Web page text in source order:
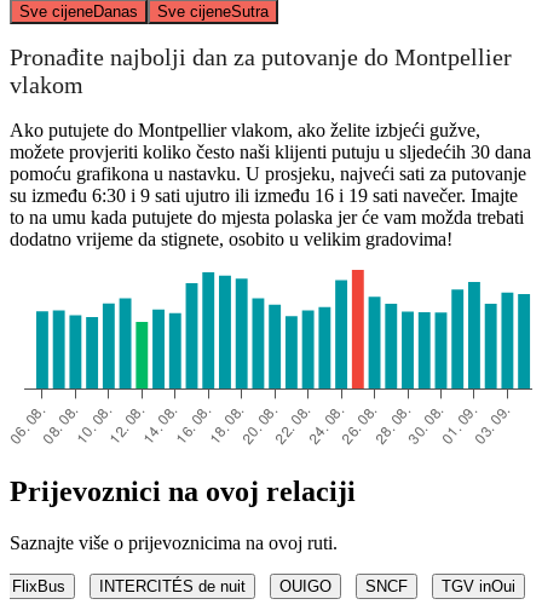
Sve cijeneDanas Sve cijeneSutra
Pronađite najbolji dan za putovanje do Montpellier
vlakom
Ako putujete do Montpellier vlakom, ako želite izbjeći gužve,
možete provjeriti koliko često naši klijenti putuju u sljedećih 30 dana
pomoću grafikona u nastavku. U prosjeku, najveći sati za putovanje
su između 6:30 i 9 sati ujutro ili između 16 i 19 sati navečer. Imajte
to na umu kada putujete do mjesta polaska jer će vam možda trebati
dodatno vrijeme da stignete, osobito u velikim gradovima!
Prijevoznici na ovoj relaciji
Saznajte više o prijevoznicima na ovoj ruti.
FlixBus INTERCITÉS de nuit OUIGO SNCF TGV inOui